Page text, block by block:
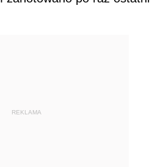
REKLAMA